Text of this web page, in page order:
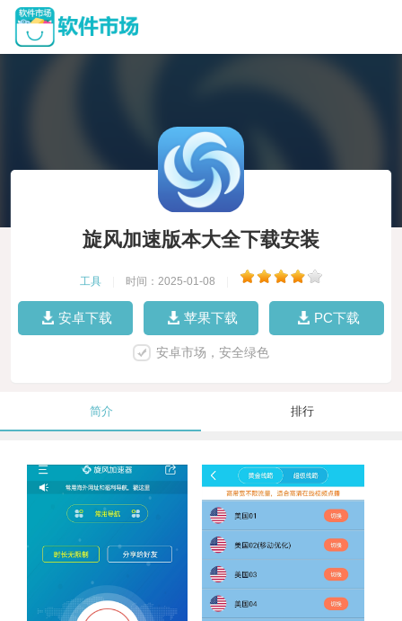
旋风加速版本大全下载安装
工具 时间：2025-01-08
安卓下载 苹果下载 PC下载
安卓市场，安全绿色
简介 排行